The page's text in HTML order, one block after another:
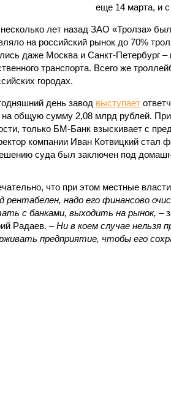
еще 14 марта, и с
несколько лет назад ЗАО «Тролза»
на российский рынок до 70%
даже Москва и Санкт-Петербург
транспорта. Всего же
городах.
день завод выступает
на общую сумму 2,08 млрд рублей.
только БМ-Банк взыскивает с
компании Иван Котвицкий стал
суда был заключен под
что при этом местные
рентабелен, надо его финансово
с банками, выходить на рынок, –
Радаев. –Ни в коем случае нельзя
предприятие, чтобы его